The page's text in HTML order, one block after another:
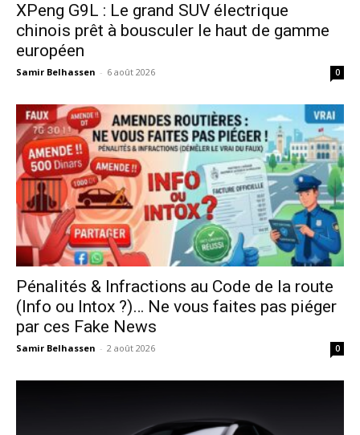
XPeng G9L : Le grand SUV électrique
chinois prêt à bousculer le haut de gamme
européen
Samir Belhassen - 6 août 2026 0
Pénalités & Infractions au Code de la route
(Info ou Intox ?)… Ne vous faites pas piéger
par ces Fake News
Samir Belhassen - 2 août 2026 0